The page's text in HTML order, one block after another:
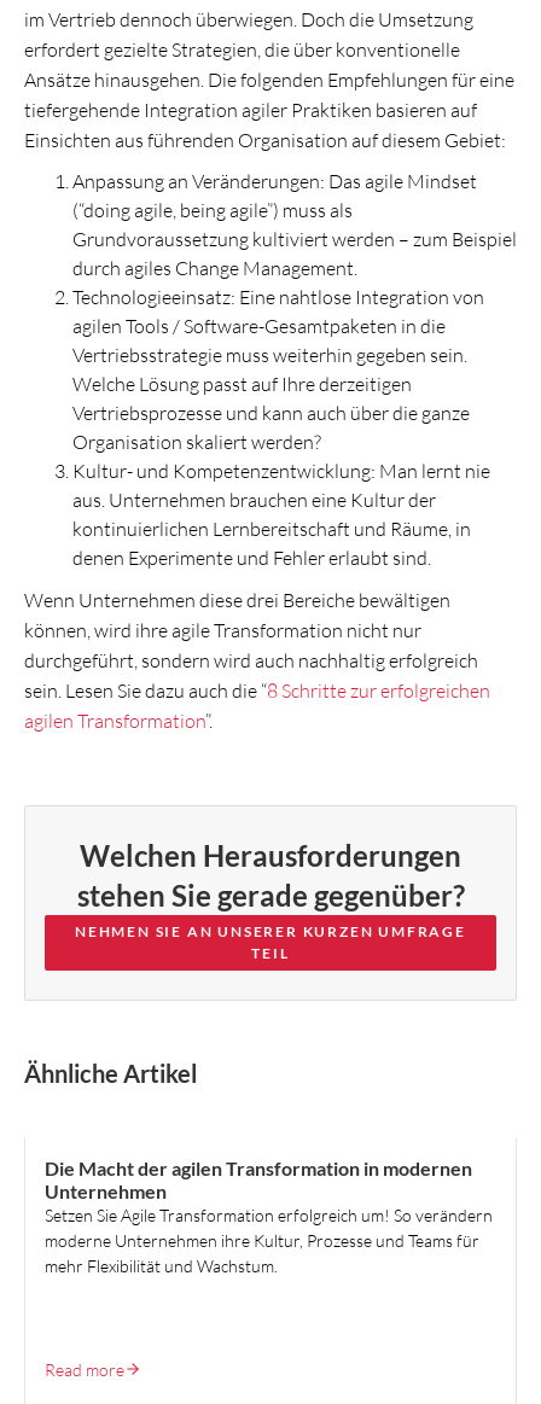
im Vertrieb dennoch überwiegen. Doch die Umsetzung
erfordert gezielte Strategien, die über konventionelle
Ansätze hinausgehen. Die folgenden Empfehlungen für eine
tiefergehende Integration agiler Praktiken basieren auf
Einsichten aus führenden Organisation auf diesem Gebiet:
Anpassung an Veränderungen: Das agile Mindset
(“doing agile, being agile”) muss als
Grundvoraussetzung kultiviert werden – zum Beispiel
durch agiles Change Management.
Technologieeinsatz: Eine nahtlose Integration von
agilen Tools / Software-Gesamtpaketen in die
Vertriebsstrategie muss weiterhin gegeben sein.
Welche Lösung passt auf Ihre derzeitigen
Vertriebsprozesse und kann auch über die ganze
Organisation skaliert werden?
Kultur- und Kompetenzentwicklung: Man lernt nie
aus. Unternehmen brauchen eine Kultur der
kontinuierlichen Lernbereitschaft und Räume, in
denen Experimente und Fehler erlaubt sind.
Wenn Unternehmen diese drei Bereiche bewältigen
können, wird ihre agile Transformation nicht nur
durchgeführt, sondern wird auch nachhaltig erfolgreich
sein. Lesen Sie dazu auch die “8 Schritte zur erfolgreichen
agilen Transformation”.
Welchen Herausforderungen
stehen Sie gerade gegenüber?
NEHMEN SIE AN UNSERER KURZEN UMFRAGE
TEIL
Ähnliche Artikel
Die Macht der agilen Transformation in modernen
Unternehmen
Setzen Sie Agile Transformation erfolgreich um! So verändern
moderne Unternehmen ihre Kultur, Prozesse und Teams für
mehr Flexibilität und Wachstum.
Read more